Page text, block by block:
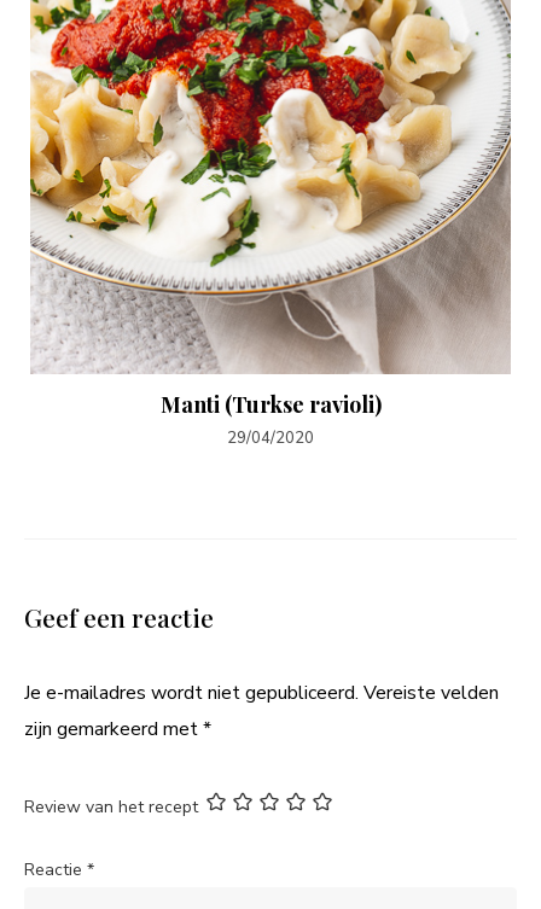
Manti (Turkse ravioli)
29/04/2020
Geef een reactie
Je e-mailadres wordt niet gepubliceerd. Vereiste velden
zijn gemarkeerd met*
Review van het recept
Reactie *